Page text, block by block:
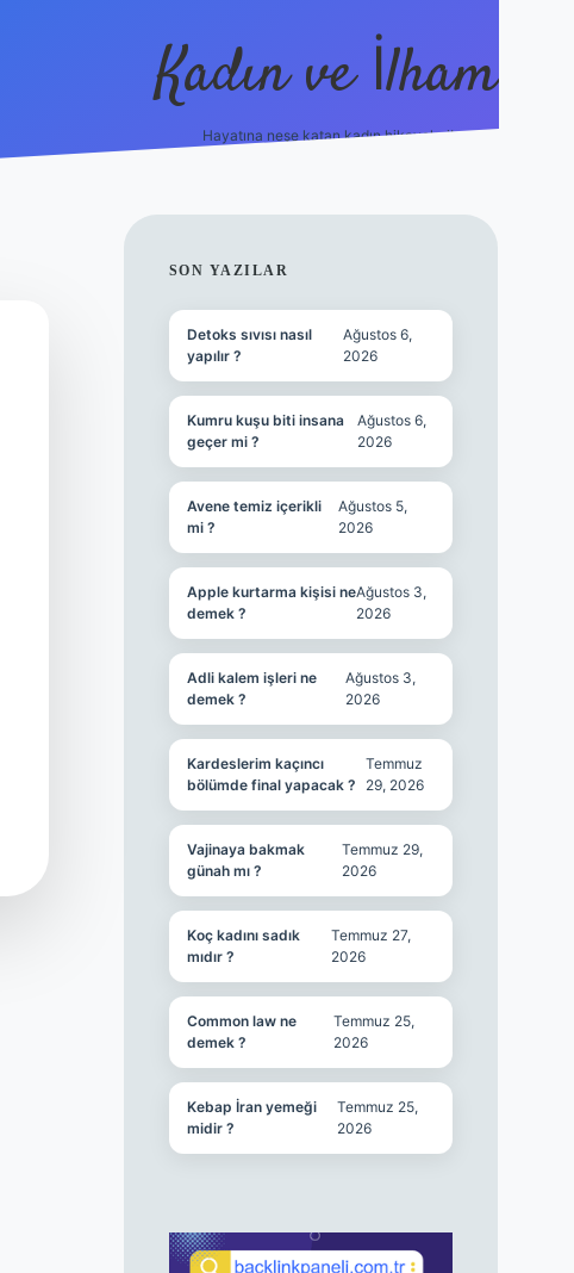
Kadın ve İlham
Hayatına neşe katan kadın hikayeleri!
SIDEBAR
SON YAZILAR
Detoks sıvısı nasıl
yapılır ?
Ağustos 6,
2026
Kumru kuşu biti insana
geçer mi ?
Ağustos 6,
2026
Avene temiz içerikli
mi ?
Ağustos 5,
2026
Apple kurtarma kişisi ne
demek ?
Ağustos 3,
2026
Adli kalem işleri ne
demek ?
Ağustos 3,
2026
Kardeslerim kaçıncı
bölümde final yapacak ?
Temmuz
29, 2026
Vajinaya bakmak
günah mı ?
Temmuz 29,
2026
Koç kadını sadık
mıdır ?
Temmuz 27,
2026
Common law ne
demek ?
Temmuz 25,
2026
Kebap İran yemeği
midir ?
Temmuz 25,
2026
ilbet https://